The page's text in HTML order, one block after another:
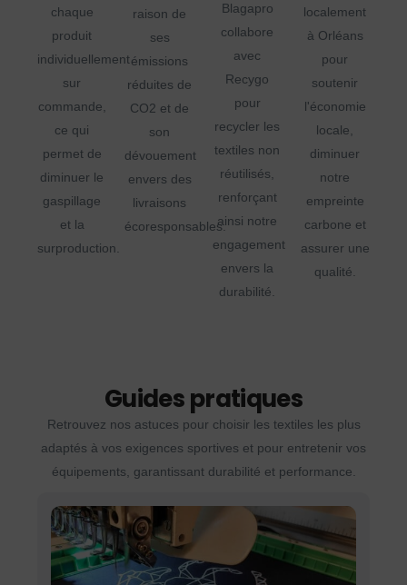
chaque
produit
individuellement
sur
commande,
ce qui
permet de
diminuer le
gaspillage
et la
surproduction.
raison de
ses
émissions
réduites de
CO2 et de
son
dévouement
envers des
livraisons
écoresponsables.
Blagapro
collabore
avec
Recygo
pour
recycler les
textiles non
réutilisés,
renforçant
ainsi notre
engagement
envers la
durabilité.
localement
à Orléans
pour
soutenir
l'économie
locale,
diminuer
notre
empreinte
carbone et
assurer une
qualité.
Guides pratiques
Retrouvez nos astuces pour choisir les textiles les plus
adaptés à vos exigences sportives et pour entretenir vos
équipements, garantissant durabilité et performance.